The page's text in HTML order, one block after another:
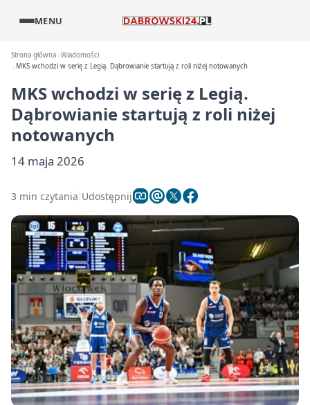
MENU
Strona główna Wiadomości
MKS wchodzi w serię z Legią. Dąbrowianie startują z roli niżej notowanych
MKS wchodzi w serię z Legią.
Dąbrowianie startują z roli niżej
notowanych
14 maja 2026
3 min czytania Udostępnij